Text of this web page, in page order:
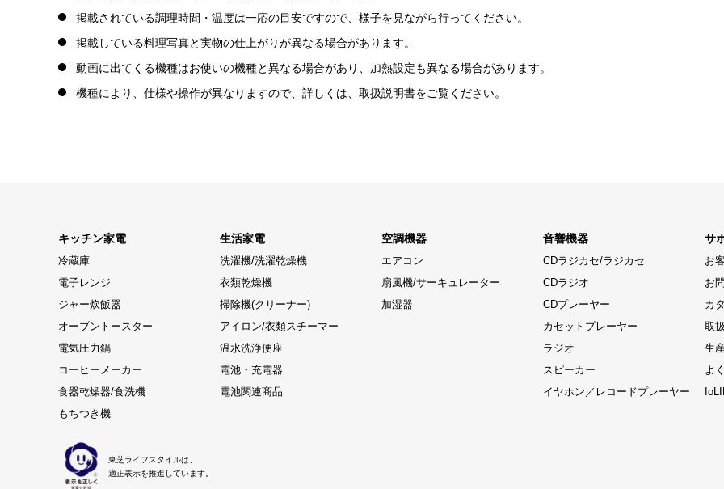
掲載されている調理時間・温度は一応の目安ですので、様子を見ながら行ってください。
掲載している料理写真と実物の仕上がりが異なる場合があります。
動画に出てくる機種はお使いの機種と異なる場合があり、加熱設定も異なる場合があります。
機種により、仕様や操作が異なりますので、詳しくは、取扱説明書をご覧ください。
キッチン家電
冷蔵庫
電子レンジ
ジャー炊飯器
オーブントースター
電気圧力鍋
コーヒーメーカー
食器乾燥器/食洗機
もちつき機
生活家電
洗濯機/洗濯乾燥機
衣類乾燥機
掃除機(クリーナー)
アイロン/衣類スチーマー
温水洗浄便座
電池・充電器
電池関連商品
空調機器
エアコン
扇風機/サーキュレーター
加湿器
音響機器
CDラジカセ/ラジカセ
CDラジオ
CDプレーヤー
カセットプレーヤー
ラジオ
スピーカー
イヤホン／レコードプレーヤー
サ
お
お
カ
取
生
よ
東芝ライフスタイルは、
適正表示を推進しています。